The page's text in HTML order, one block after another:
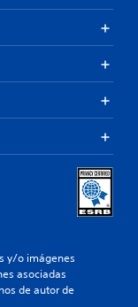
y/o imágenes
asociadas
de autor de